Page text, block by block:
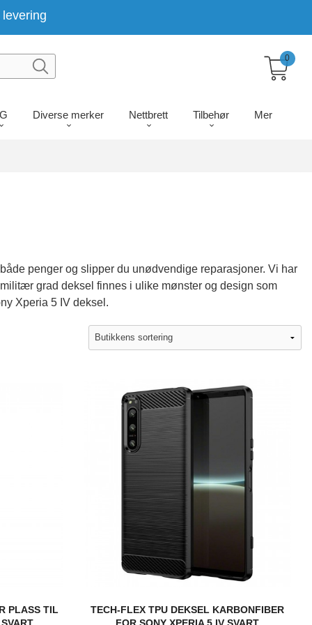
levering
Diverse merker Nettbrett Tilbehør Mer
0
penger og slipper du unødvendige reparasjoner. Vi har
grad deksel finnes i ulike mønster og design som
Xperia 5 IV deksel.
PLASS TIL
TECH-FLEX TPU DEKSEL KARBONFIBER